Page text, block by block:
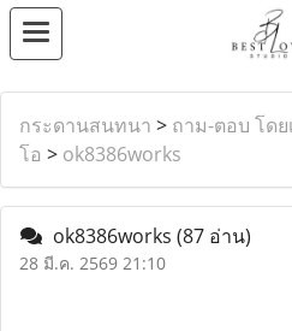
กระดานสนทนา > ถาม-ตอบ โดย
โอ > ok8386works
ok8386works (87 อ่าน)
28 มี.ค. 2569 21:10